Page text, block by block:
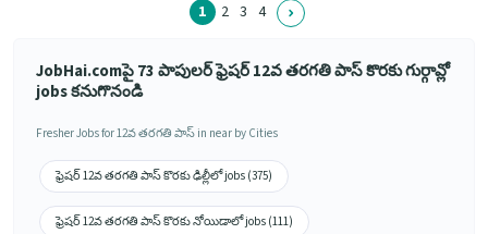
1 2 3 4
JobHai.comపై 73 పాపులర్ ఫ్రెషర్ 12వ తరగతి పాస్ కొరకు గుర్గావ్లో
jobs కనుగొనండి
Fresher Jobs for 12వ తరగతి పాస్ in near by Cities
ఫ్రెషర్ 12వ తరగతి పాస్ కొరకు ఢిల్లీలో jobs (375)
ఫ్రెషర్ 12వ తరగతి పాస్ కొరకు నోయిడాలో jobs (111)